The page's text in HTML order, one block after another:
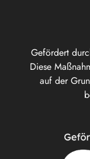
Gefördert
Diese
auf der